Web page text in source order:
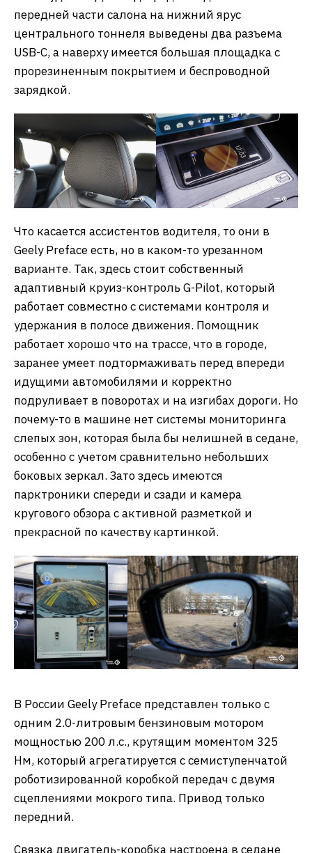
передней части салона на нижний ярус
центрального тоннеля выведены два разъема
USB-C, а наверху имеется большая площадка с
прорезиненным покрытием и беспроводной
зарядкой.
Что касается ассистентов водителя, то они в
Geely Preface есть, но в каком-то урезанном
варианте. Так, здесь стоит собственный
адаптивный круиз-контроль G-Pilot, который
работает совместно с системами контроля и
удержания в полосе движения. Помощник
работает хорошо что на трассе, что в городе,
заранее умеет подтормаживать перед впереди
идущими автомобилями и корректно
подруливает в поворотах и на изгибах дороги. Но
почему-то в машине нет системы мониторинга
слепых зон, которая была бы нелишней в седане,
особенно с учетом сравнительно небольших
боковых зеркал. Зато здесь имеются
парктроники спереди и сзади и камера
кругового обзора с активной разметкой и
прекрасной по качеству картинкой.
В России Geely Preface представлен только с
одним 2.0-литровым бензиновым мотором
мощностью 200 л.с., крутящим моментом 325
Нм, который агрегатируется с семиступенчатой
роботизированной коробкой передач с двумя
сцеплениями мокрого типа. Привод только
передний.
Связка двигатель-коробка настроена в седане